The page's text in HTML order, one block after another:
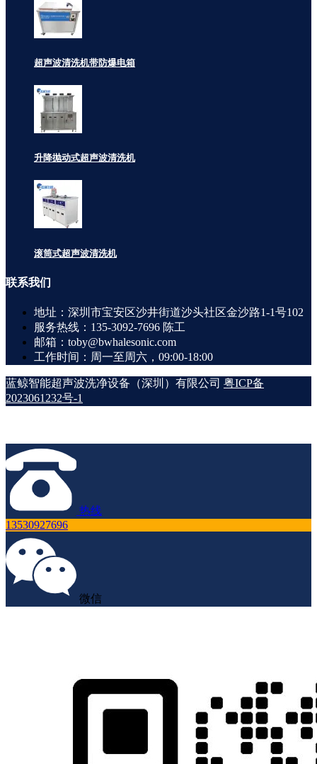
超声波清洗机带防爆电箱
升降抛动式超声波清洗机
滚筒式超声波清洗机
联系我们
地址：深圳市宝安区沙井街道沙头社区金沙路1-1号102
服务热线：135-3092-7696 陈工
邮箱：toby@bwhalesonic.com
工作时间：周一至周六，09:00-18:00
蓝鲸智能超声波洗净设备（深圳）有限公司 粤ICP备
2023061232号-1
热线
13530927696
微信